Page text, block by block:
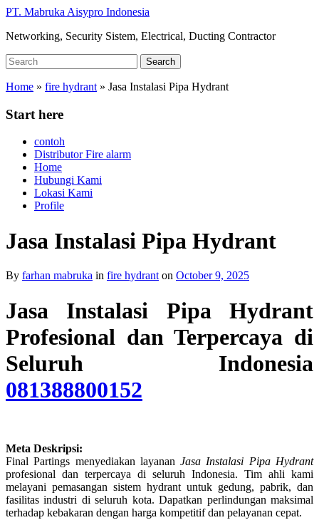
Skip
main
PT. Mabruka Aisypro Indonesia
Networking, Security Sistem, Electrical, Ducting Contractor
Search
for:
Search
Home » fire hydrant » Jasa Instalasi Pipa Hydrant
Start here
contoh
Distributor Fire alarm
Home
Hubungi Kami
Lokasi Kami
Profile
Jasa Instalasi Pipa Hydrant
By farhan mabruka in fire hydrant on October 9, 2025
Jasa Instalasi Pipa Hydrant
Profesional dan Terpercaya di
Seluruh Indonesia
081388800152
Meta Deskripsi:
Final Partings menyediakan layananJasa Instalasi Pipa Hydrant
profesional dan terpercaya di seluruh Indonesia. Tim ahli kami
melayani pemasangan sistem hydrant untuk gedung, pabrik, dan
fasilitas industri di seluruh kota. Dapatkan perlindungan maksimal
terhadap kebakaran dengan harga kompetitif dan pelayanan cepat.